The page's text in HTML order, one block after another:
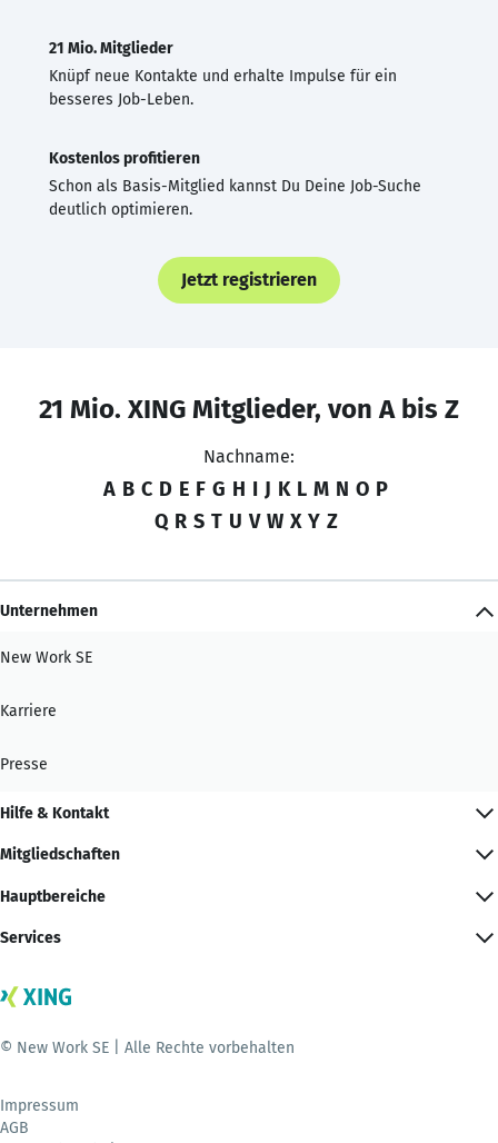
21 Mio. Mitglieder
Knüpf neue Kontakte und erhalte Impulse für ein
besseres Job-Leben.
Kostenlos profitieren
Schon als Basis-Mitglied kannst Du Deine Job-Suche
deutlich optimieren.
Jetzt registrieren
21 Mio. XING Mitglieder, von A bis Z
Nachname:
A B C D E F G H I J K L M N O P
Q R S T U V W X Y Z
Unternehmen
New Work SE
Karriere
Presse
Hilfe & Kontakt
Mitgliedschaften
Hauptbereiche
Services
© New Work SE | Alle Rechte vorbehalten
Impressum
AGB